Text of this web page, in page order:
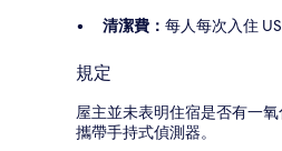
清潔費： 每人每次入住
規定
屋主並未表明住宿是否有一
攜帶手持式偵測器。